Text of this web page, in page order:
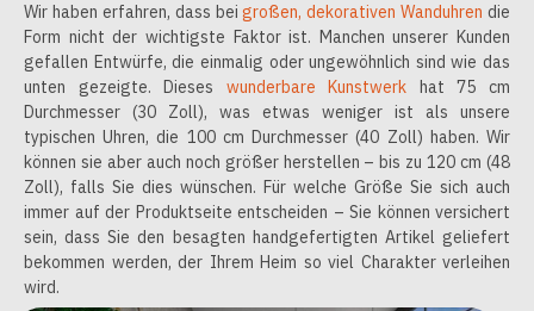
Wir haben erfahren, dass beigroßen, dekorativen Wanduhren die
Form nicht der wichtigste Faktor ist. Manchen unserer Kunden
gefallen Entwürfe, die einmalig oder ungewöhnlich sind wie das
unten gezeigte. Dieses wunderbare Kunstwerk hat 75 cm
Durchmesser (30 Zoll), was etwas weniger ist als unsere
typischen Uhren, die 100 cm Durchmesser (40 Zoll) haben. Wir
können sie aber auch noch größer herstellen – bis zu 120 cm (48
Zoll), falls Sie dies wünschen. Für welche Größe Sie sich auch
immer auf der Produktseite entscheiden – Sie können versichert
sein, dass Sie den besagten handgefertigten Artikel geliefert
bekommen werden, der Ihrem Heim so viel Charakter verleihen
wird.